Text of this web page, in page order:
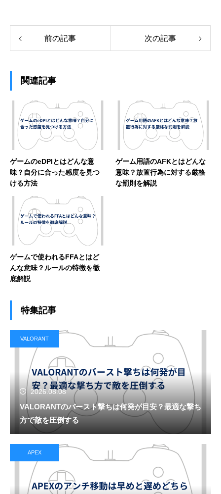
前の記事 次の記事
関連記事
ゲームのeDPIとはどんな意
味？自分に合った感度を見つ
ける方法
ゲーム用語のAFKとはどんな
意味？放置行為に対する厳格
な罰則を解説
ゲームで使われるFFAとはど
んな意味？ルールの特徴を徹
底解説
特集記事
VALORANT
2026.08.08
VALORANTのバースト撃ちは何発が目安？最適な撃ち
方で敵を圧倒する
APEX